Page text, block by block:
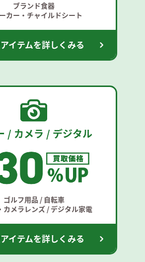
ブランド食器
カー・チャイルドシート
イテムを詳しくみる
/ カメラ / デジタル
ゴルフ用品 / 自転車
カメラレンズ / デジタル家電
イテムを詳しくみる